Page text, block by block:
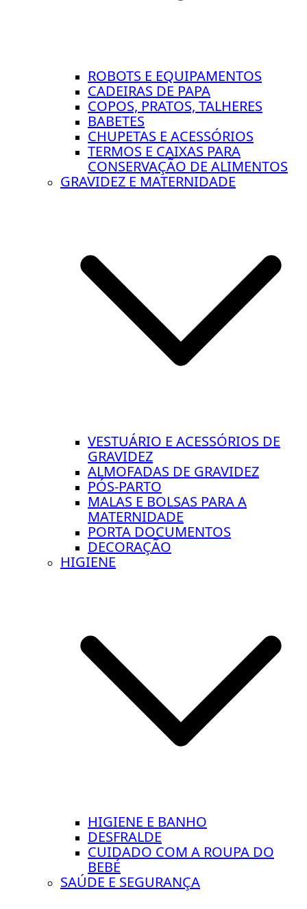
ROBOTS E EQUIPAMENTOS
CADEIRAS DE PAPA
COPOS, PRATOS, TALHERES
BABETES
CHUPETAS E ACESSÓRIOS
TERMOS E CAIXAS PARA
CONSERVAÇÃO DE ALIMENTOS
GRAVIDEZ E MATERNIDADE
VESTUÁRIO E ACESSÓRIOS DE
GRAVIDEZ
ALMOFADAS DE GRAVIDEZ
PÓS-PARTO
MALAS E BOLSAS PARA A
MATERNIDADE
PORTA DOCUMENTOS
DECORAÇÃO
HIGIENE
HIGIENE E BANHO
DESFRALDE
CUIDADO COM A ROUPA DO
BEBÉ
SAÚDE E SEGURANÇA